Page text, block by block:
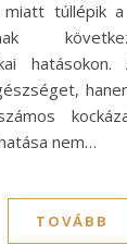
miatt túllépik
hatásokon.
nem…
TOVÁBB